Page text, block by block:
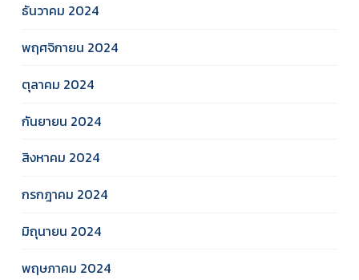
ธันวาคม 2024
พฤศจิกายน 2024
ตุลาคม 2024
กันยายน 2024
สิงหาคม 2024
กรกฎาคม 2024
มิถุนายน 2024
พฤษภาคม 2024